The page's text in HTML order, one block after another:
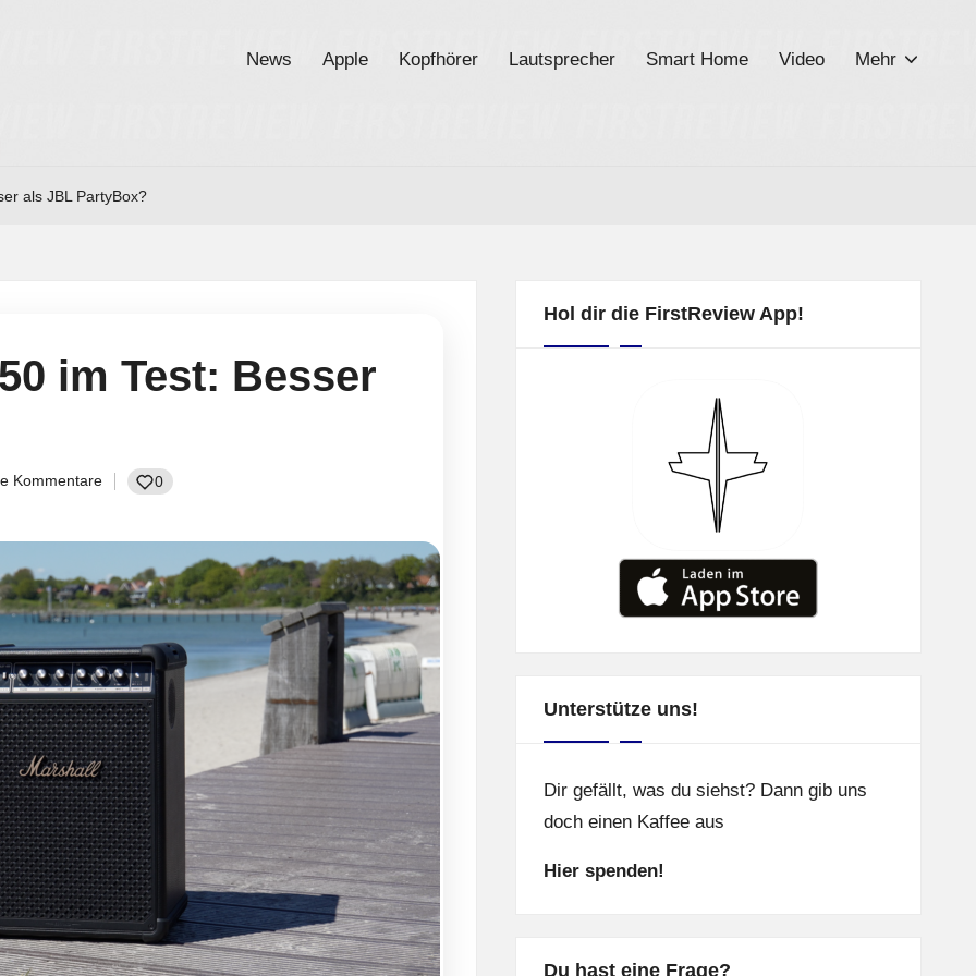
News Apple Kopfhörer Lautsprecher Smart Home Video Mehr
als JBL PartyBox?
im Test: Besser
Kommentare 0
Hol dir die FirstReview App!
Unterstütze uns!
Dir gefällt, was du siehst? Dann gib uns
doch einen Kaffee aus
Hier spenden!
Du hast eine Frage?